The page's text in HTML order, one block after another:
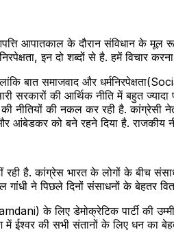
आपातकाल के दौरान संविधान के मूल
इन दो शब्दों से है. हमें विचार
बात समाजवाद और
की आर्थिक नीति में बहुत ज्यादा
नीतियों की नकल कर रही है.
आंबेडकर को बने रहने दिया है. राजकीय
है. कांग्रेस भारत के लोगों के बीच
गांधी ने पिछले दिनों संसाधनों के बेहतर
के लिए डेमोक्रेटिक पार्टी की
की सभी संतानों के लिए धन का बेहतर